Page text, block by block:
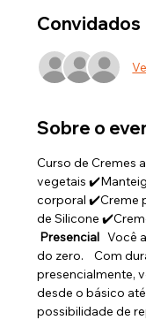
Convidados
Sobre o
Curso de Cremes
vegetais
corporal ✔️Creme
de Silicone
Presencial Você
do zero.    Com
presencialmente,
desde o básico
possibilidade de